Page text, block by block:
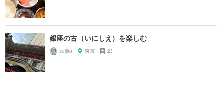
銀座の古（いにしえ）を楽しむ
seijiro 東京 23